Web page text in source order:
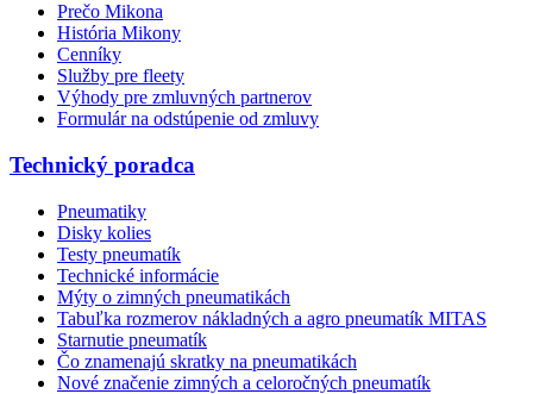
Prečo Mikona
História Mikony
Cenníky
Služby pre fleety
Výhody pre zmluvných partnerov
Formulár na odstúpenie od zmluvy
Technický poradca
Pneumatiky
Disky kolies
Testy pneumatík
Technické informácie
Mýty o zimných pneumatikách
Tabuľka rozmerov nákladných a agro pneumatík MITAS
Starnutie pneumatík
Čo znamenajú skratky na pneumatikách
Nové značenie zimných a celoročných pneumatík